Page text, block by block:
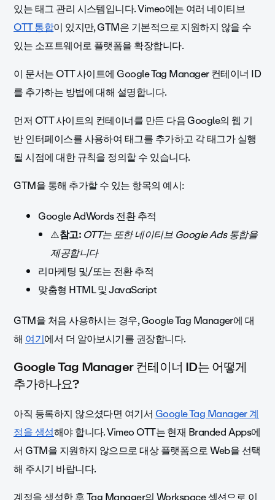
있는 태그 관리 시스템입니다. Vimeo에는 여러 네이티브
OTT 통합이 있지만, GTM은 기본적으로 지원하지 않을 수
있는 소프트웨어로 플랫폼을 확장합니다.
이 문서는 OTT 사이트에 Google Tag Manager 컨테이너 ID
를 추가하는 방법에 대해 설명합니다.
먼저 OTT 사이트의 컨테이너를 만든 다음 Google의 웹 기
반 인터페이스를 사용하여 태그를 추가하고 각 태그가 실행
될 시점에 대한 규칙을 정의할 수 있습니다.
GTM을 통해 추가할 수 있는 항목의 예시:
Google AdWords 전환 추적
⚠️참고: OTT는 또한 네이티브 Google Ads 통합을
제공합니다
리마케팅 및/또는 전환 추적
맞춤형 HTML 및 JavaScript
GTM을 처음 사용하시는 경우, Google Tag Manager에 대
해여기에서 더 알아보시기를 권장합니다.
Google Tag Manager 컨테이너 ID는 어떻게
추가하나요?
아직 등록하지 않으셨다면 여기서Google Tag Manager 계
정을 생성해야 합니다. Vimeo OTT는 현재 Branded Apps에
서 GTM을 지원하지 않으므로 대상 플랫폼으로 Web을 선택
해 주시기 바랍니다.